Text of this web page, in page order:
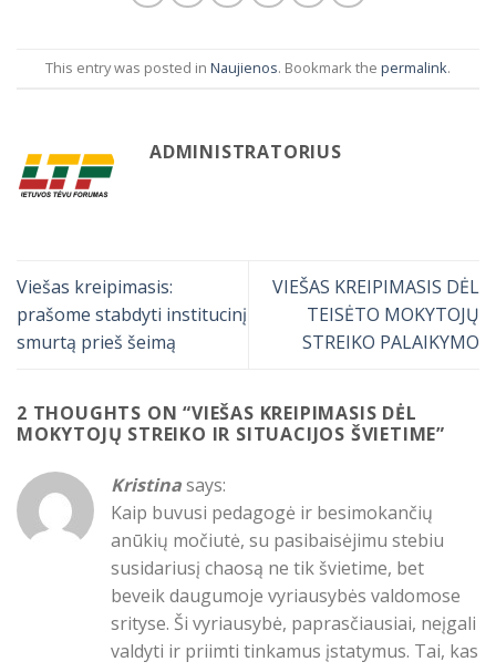
This entry was posted in Naujienos. Bookmark the permalink.
ADMINISTRATORIUS
Viešas kreipimasis:
prašome stabdyti institucinį
smurtą prieš šeimą
VIEŠAS KREIPIMASIS DĖL
TEISĖTO MOKYTOJŲ
STREIKO PALAIKYMO
2 THOUGHTS ON “VIEŠAS KREIPIMASIS DĖL
MOKYTOJŲ STREIKO IR SITUACIJOS ŠVIETIME”
Kristinasays:
Kaip buvusi pedagogė ir besimokančių
anūkių močiutė, su pasibaisėjimu stebiu
susidariusį chaosą ne tik švietime, bet
beveik daugumoje vyriausybės valdomose
srityse. Ši vyriausybė, paprasčiausiai, neįgali
valdyti ir priimti tinkamus įstatymus. Tai, kas